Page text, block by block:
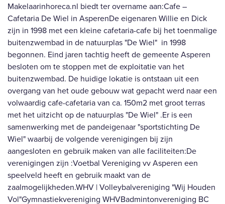
Makelaarinhoreca.nl biedt ter overname aan:Cafe –
Cafetaria De Wiel in AsperenDe eigenaren Willie en Dick
zijn in 1998 met een kleine cafetaria-cafe bij het toenmalige
buitenzwembad in de natuurplas "De Wiel" in 1998
begonnen. Eind jaren tachtig heeft de gemeente Asperen
besloten om te stoppen met de exploitatie van het
buitenzwembad. De huidige lokatie is ontstaan uit een
overgang van het oude gebouw wat gepacht werd naar een
volwaardig cafe-cafetaria van ca. 150m2 met groot terras
met het uitzicht op de natuurplas "De Wiel" .Er is een
samenwerking met de pandeigenaar "sportstichting De
Wiel" waarbij de volgende verenigingen bij zijn
aangesloten en gebruik maken van alle faciliteiten:De
verenigingen zijn :Voetbal Vereniging vv Asperen een
speelveld heeft en gebruik maakt van de
zaalmogelijkheden.WHV | Volleybalvereniging "Wij Houden
Vol"Gymnastiekvereniging WHVBadmintonvereniging BC